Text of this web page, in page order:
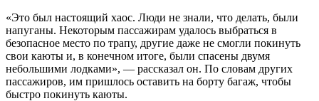
«Это был настоящий хаос. Люди не знали, что делать, были
напуганы. Некоторым пассажирам удалось выбраться в
безопасное место по трапу, другие даже не смогли покинуть
свои каюты и, в конечном итоге, были спасены двумя
небольшими лодками», — рассказал он. По словам других
пассажиров, им пришлось оставить на борту багаж, чтобы
быстро покинуть каюты.